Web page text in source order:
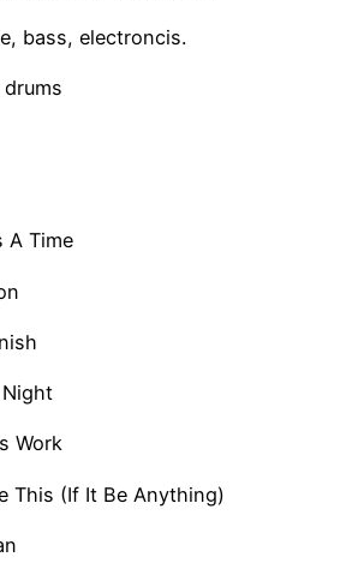
bass, electroncis.
A Time
Work
This (If It Be Anything)